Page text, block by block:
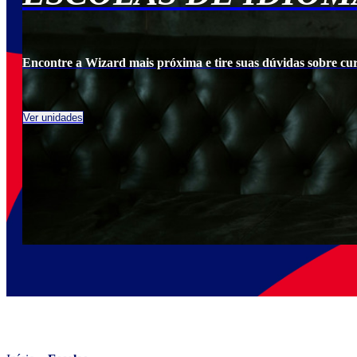
Encontre a Wizard mais próxima e tire suas dúvidas sobre
Ver unidades